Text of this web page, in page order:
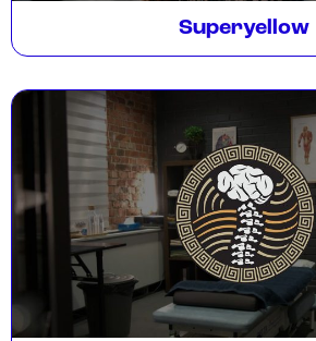
Superyellow